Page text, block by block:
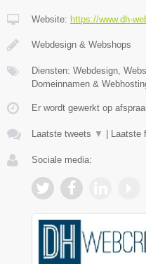
Website: https://www.dh-
Webdesign & Webshops
Diensten: Webdesign,
Domeinnamen &
Er wordt gewerkt op
Laatste tweets ▼ Laatste
Sociale media: